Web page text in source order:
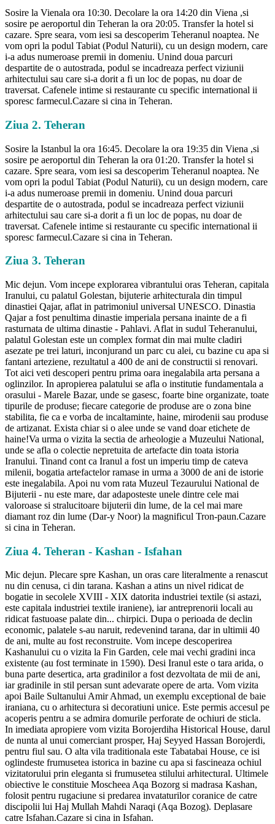
Sosire la Vienala ora 10:30. Decolare la ora 14:20 din Viena ,si
sosire pe aeroportul din Teheran la ora 20:05. Transfer la hotel si
cazare. Spre seara, vom iesi sa descoperim Teheranul noaptea. Ne
vom opri la podul Tabiat (Podul Naturii), cu un design modern, care
i-a adus numeroase premii in domeniu. Unind doua parcuri
despartite de o autostrada, podul se incadreaza perfect viziunii
arhitectului sau care si-a dorit a fi un loc de popas, nu doar de
traversat. Cafenele intime si restaurante cu specific international ii
sporesc farmecul.Cazare si cina in Teheran.
Ziua 2. Teheran
Sosire la Istanbul la ora 16:45. Decolare la ora 19:35 din Viena ,si
sosire pe aeroportul din Teheran la ora 01:20. Transfer la hotel si
cazare. Spre seara, vom iesi sa descoperim Teheranul noaptea. Ne
vom opri la podul Tabiat (Podul Naturii), cu un design modern, care
i-a adus numeroase premii in domeniu. Unind doua parcuri
despartite de o autostrada, podul se incadreaza perfect viziunii
arhitectului sau care si-a dorit a fi un loc de popas, nu doar de
traversat. Cafenele intime si restaurante cu specific international ii
sporesc farmecul.Cazare si cina in Teheran.
Ziua 3. Teheran
Mic dejun. Vom incepe explorarea vibrantului oras Teheran, capitala
Iranului, cu palatul Golestan, bijuterie arhitecturala din timpul
dinastiei Qajar, aflat in patrimoniul universal UNESCO. Dinastia
Qajar a fost penultima dinastie imperiala persana inainte de a fi
rasturnata de ultima dinastie - Pahlavi. Aflat in sudul Teheranului,
palatul Golestan este un complex format din mai multe cladiri
asezate pe trei laturi, inconjurand un parc cu alei, cu bazine cu apa si
fantani arteziene, rezultatul a 400 de ani de constructii si renovari.
Tot aici veti descoperi pentru prima oara inegalabila arta persana a
oglinzilor. In apropierea palatului se afla o institutie fundamentala a
orasului - Marele Bazar, unde se gasesc, foarte bine organizate, toate
tipurile de produse; fiecare categorie de produse are o zona bine
stabilita, fie ca e vorba de incaltaminte, haine, mirodenii sau produse
de artizanat. Exista chiar si o alee unde se vand doar etichete de
haine!Va urma o vizita la sectia de arheologie a Muzeului National,
unde se afla o colectie nepretuita de artefacte din toata istoria
Iranului. Tinand cont ca Iranul a fost un imperiu timp de cateva
milenii, bogatia artefactelor ramase in urma a 3000 de ani de istorie
este inegalabila. Apoi nu vom rata Muzeul Tezaurului National de
Bijuterii - nu este mare, dar adaposteste unele dintre cele mai
valoroase si stralucitoare bijuterii din lume, de la cel mai mare
diamant roz din lume (Dar-y Noor) la magnificul Tron-paun.Cazare
si cina in Teheran.
Ziua 4. Teheran - Kashan - Isfahan
Mic dejun. Plecare spre Kashan, un oras care literalmente a renascut
nu din cenusa, ci din tarana. Kashan a atins un nivel ridicat de
bogatie in secolele XVIII - XIX datorita industriei textile (si astazi,
este capitala industriei textile iraniene), iar antreprenorii locali au
ridicat fastuoase palate din... chirpici. Dupa o perioada de declin
economic, palatele s-au naruit, redevenind tarana, dar in ultimii 40
de ani, multe au fost reconstruite. Vom incepe descoperirea
Kashanului cu o vizita la Fin Garden, cele mai vechi gradini inca
existente (au fost terminate in 1590). Desi Iranul este o tara arida, o
buna parte desertica, arta gradinilor a fost dezvoltata de mii de ani,
iar gradinile in stil persan sunt adevarate opere de arta. Vom vizita
apoi Baile Sultanului Amir Ahmad, un exemplu exceptional de baie
iraniana, cu o arhitectura si decoratiuni unice. Este permis accesul pe
acoperis pentru a se admira domurile perforate de ochiuri de sticla.
In imediata apropiere vom vizita Borojerdiha Historical House, darul
de nunta al unui comerciant prosper, Haj Seyyed Hassan Borojerdi,
pentru fiul sau. O alta vila traditionala este Tabatabai House, ce isi
oglindeste frumusetea istorica in bazine cu apa si fascineaza ochiul
vizitatorului prin eleganta si frumusetea stilului arhitectural. Ultimele
obiective le constituie Moscheea Aqa Bozorg si madrasa Kashan,
folosit pentru rugaciune si predarea invataturilor coranice de catre
discipolii lui Haj Mullah Mahdi Naraqi (Aqa Bozog). Deplasare
catre Isfahan.Cazare si cina in Isfahan.